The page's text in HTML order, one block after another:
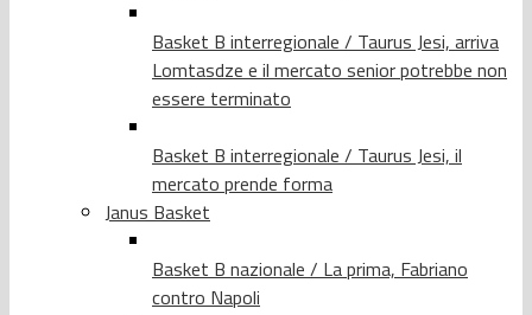
Basket B interregionale / Taurus Jesi, arriva
Lomtasdze e il mercato senior potrebbe non
essere terminato
Basket B interregionale / Taurus Jesi, il
mercato prende forma
Janus Basket
Basket B nazionale / La prima, Fabriano
contro Napoli